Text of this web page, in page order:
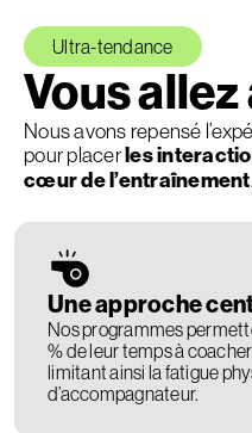
Ultra-tendance
Vous
Nous avons repensé
pour placer les
cœur de l’entraînement.
Une approche
Nos programmes
% de leur temps à
limitant ainsi la fatigue
d’accompagnateur.